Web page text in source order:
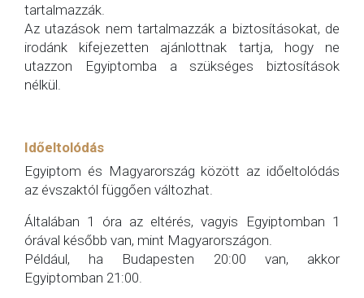
tartalmazzák.
Az utazások nem tartalmazzák a biztosításokat, de
irodánk kifejezetten ajánlottnak tartja, hogy ne
utazzon Egyiptomba a szükséges biztosítások
nélkül.
Időeltolódás
Egyiptom és Magyarország között az időeltolódás
az évszaktól függően változhat.
Általában 1 óra az eltérés, vagyis Egyiptomban 1
órával később van, mint Magyarországon.
Például, ha Budapesten 20:00 van, akkor
Egyiptomban 21:00.